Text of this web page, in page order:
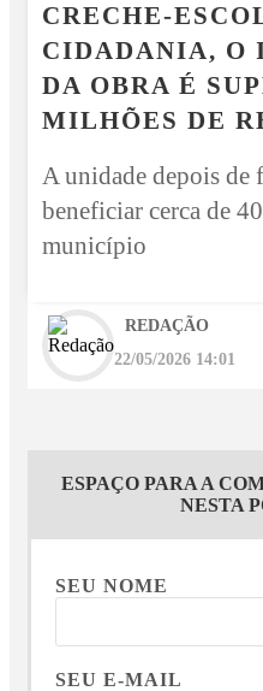
CRECHE-
CIDADANIA, O
DA OBRA É
MILHÕES DE
A unidade depois de
beneficiar cerca de
município
REDAÇÃO
22/05/2026 14:01
ESPAÇO PARA A
NESTA
SEU NOME
SEU E-MAIL